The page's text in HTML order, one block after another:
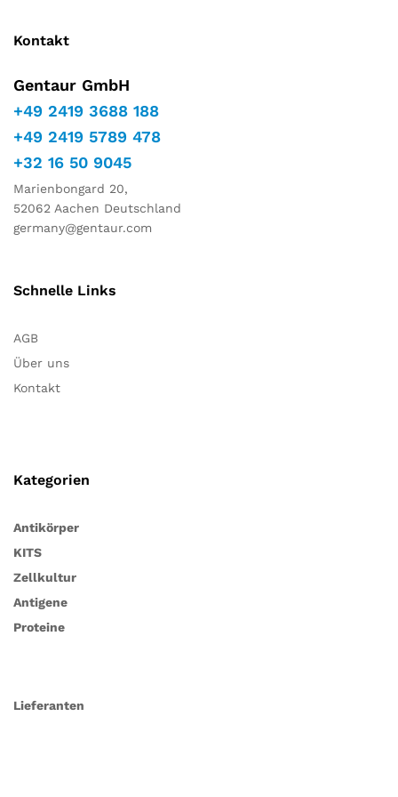
Kontakt
Gentaur GmbH
+49 2419 3688 188
+49 2419 5789 478
+32 16 50 9045
Marienbongard 20,
52062 Aachen Deutschland
germany@gentaur.com
Schnelle Links
AGB
Über uns
Kontakt
Kategorien
Antikörper
KITS
Zellkultur
Antigene
Proteine
Lieferanten